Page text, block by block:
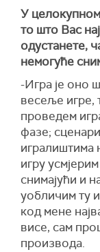
У
то што Вас
одустанете,
немогуће
-Игра је оно
весеље игре,
проведем
фазе;
игралиштима
игру
снимајући и
уобличим ту
код мене
висе, сам
производа.